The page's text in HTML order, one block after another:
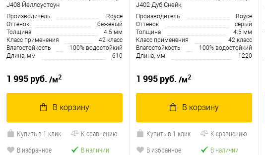
J408 Йеллоустоун
Производитель
Royce
Оттенок
бежевый
Толщина
4.5 мм
Класс применения
42 класс
Влагостойкость
100% водостойкий
Длина, мм
610
1 995 руб. /м2
В корзину
Купить в 1 клик
К сравнению
В избранное
В наличии
J402 Дуб Снейк
Производитель
Royce
Оттенок
серый
Толщина
4.5 мм
Класс применения
42 класс
Влагостойкость
100% водостойкий
Длина, мм
1220
1 995 руб. /м2
В корзину
Купить в 1 клик
К сравнению
В избранное
В наличии